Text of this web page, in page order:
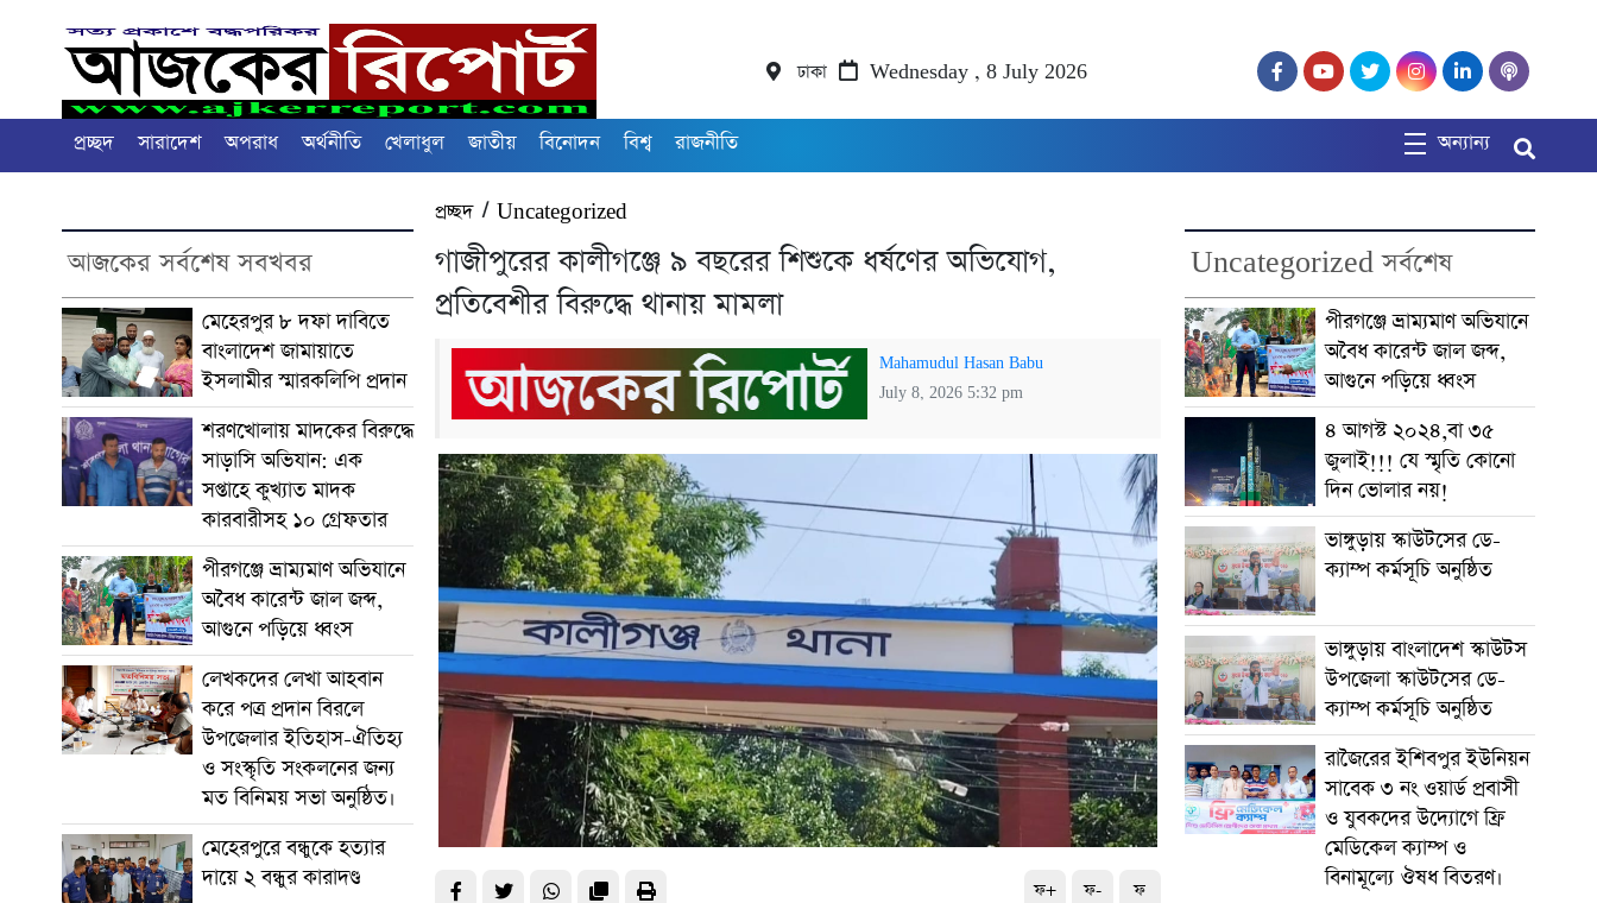
ঢাকা Wednesday , 8 July 2026
প্রচ্ছদ সারাদেশ অপরাধ অর্থনীতি খেলাধুল জাতীয় বিনোদন বিশ্ব রাজনীতি অন্যান্য
আজকের সর্বশেষ সবখবর
মেহেরপুর ৮ দফা দাবিতে
বাংলাদেশ জামায়াতে
ইসলামীর স্মারকলিপি প্রদান
শরণখোলায় মাদকের বিরুদ্ধে
সাড়াসি অভিযান: এক
সপ্তাহে কুখ্যাত মাদক
কারবারীসহ ১০ গ্রেফতার
পীরগঞ্জে ভ্রাম্যমাণ অভিযানে
অবৈধ কারেন্ট জাল জব্দ,
আগুনে পড়িয়ে ধ্বংস
লেখকদের লেখা আহবান
করে পত্র প্রদান বিরলে
উপজেলার ইতিহাস-ঐতিহ্য
ও সংস্কৃতি সংকলনের জন্য
মত বিনিময় সভা অনুষ্ঠিত।
মেহেরপুরে বন্ধুকে হত্যার
দায়ে ২ বন্ধুর কারাদণ্ড
প্রচ্ছদ/Uncategorized
গাজীপুরের কালীগঞ্জে ৯ বছরের শিশুকে ধর্ষণের অভিযোগ,
প্রতিবেশীর বিরুদ্ধে থানায় মামলা
Mahamudul Hasan Babu
July 8, 2026 5:32 pm
ফ+ ফ- ফ
Uncategorized সর্বশেষ
পীরগঞ্জে ভ্রাম্যমাণ অভিযানে
অবৈধ কারেন্ট জাল জব্দ,
আগুনে পড়িয়ে ধ্বংস
৪ আগস্ট ২০২৪,বা ৩৫
জুলাই!!! যে স্মৃতি কোনো
দিন ভোলার নয়!
ভাঙ্গুড়ায় স্কাউটসের ডে-
ক্যাম্প কর্মসূচি অনুষ্ঠিত
ভাঙ্গুড়ায় বাংলাদেশ স্কাউটস
উপজেলা স্কাউটসের ডে-
ক্যাম্প কর্মসূচি অনুষ্ঠিত
রাজৈরের‌ ইশিবপুর ইউনিয়ন
সাবেক ৩ নং ওয়ার্ড প্রবাসী
ও যুবকদের উদ্যোগে ফ্রি
মেডিকেল ক্যাম্প ও
বিনামূল্যে ঔষধ বিতরণ।